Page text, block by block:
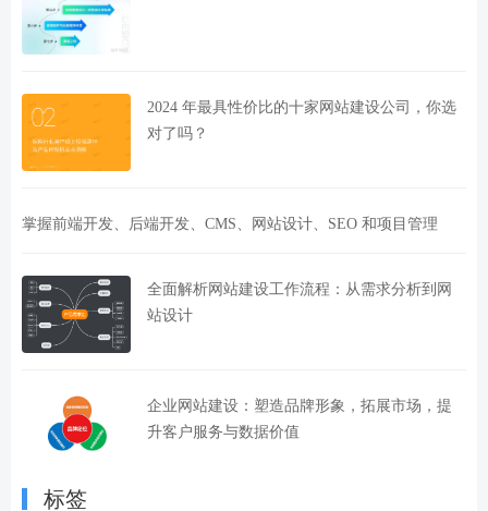
2024 年最具性价比的十家网站建设公司，你选
对了吗？
掌握前端开发、后端开发、CMS、网站设计、SEO 和项目管理
全面解析网站建设工作流程：从需求分析到网
站设计
企业网站建设：塑造品牌形象，拓展市场，提
升客户服务与数据价值
标签